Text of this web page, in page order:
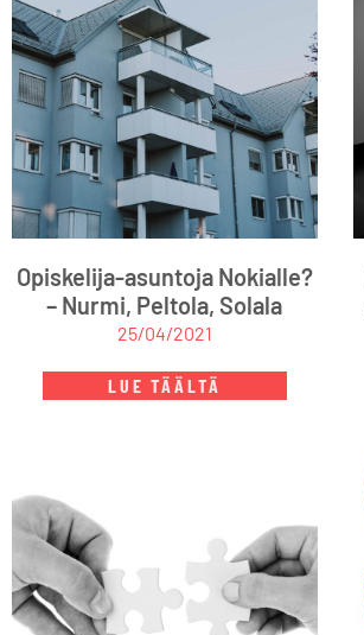
Opiskelija-asuntoja Nokialle?
– Nurmi, Peltola, Solala
25/04/2021
LUE TÄÄLTÄ